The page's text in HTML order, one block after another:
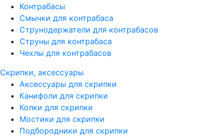
Контрабасы
Смычки для контрабаса
Струнодержатели для контрабасов
Струны для контрабаса
Чехлы для контрабасов
Скрипки, аксессуары
Аксессуары для скрипки
Канифоли для скрипки
Колки для скрипки
Мостики для скрипки
Подбородники для скрипки